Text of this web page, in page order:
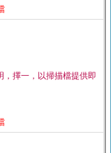
，擇一，以掃描檔提供即